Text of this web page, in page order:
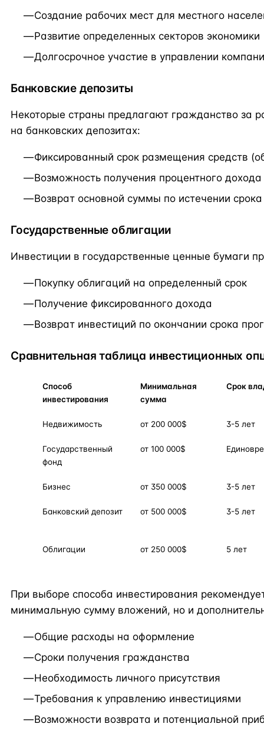
Создание рабочих мест для местного
Развитие определенных секторов экономики
Долгосрочное участие в управлении
Банковские депозиты
Некоторые страны предлагают гражданство за
на банковских депозитах:
Фиксированный срок размещения средств
Возможность получения процентного дохода
Возврат основной суммы по истечении срока
Государственные облигации
Инвестиции в государственные ценные бумаги
Покупку облигаций на определенный срок
Получение фиксированного дохода
Возврат инвестиций по окончании срока
Сравнительная таблица инвестиционных
Способ
инвестирования
Минимальная
сумма
Срок
Недвижимость от 200 000$ 3-5 лет
Государственный
фонд
от 100 000$
Бизнес от 350 000$ 3-5 лет
Банковский депозит от 500 000$ 3-5 лет
Облигации от 250 000$ 5 лет
При выборе способа инвестирования
минимальную сумму вложений, но и
Общие расходы на оформление
Сроки получения гражданства
Необходимость личного присутствия
Требования к управлению инвестициями
Возможности возврата и потенциальной